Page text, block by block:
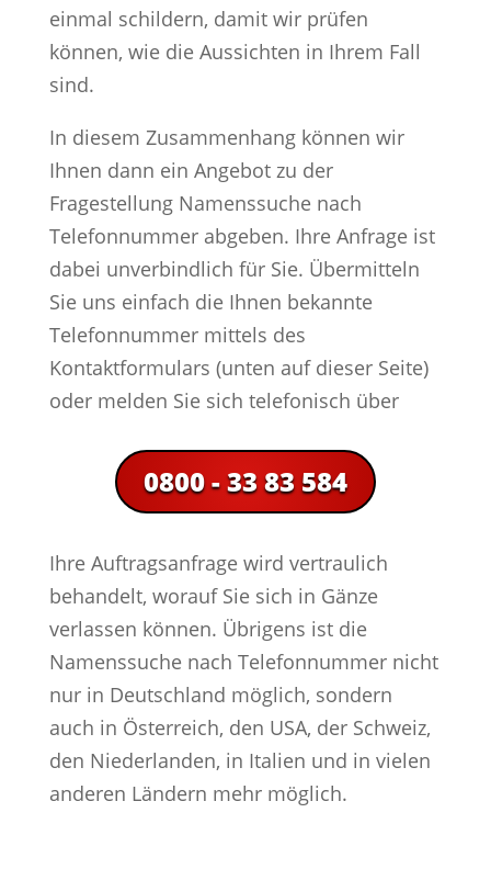
einmal schildern, damit wir prüfen
können, wie die Aussichten in Ihrem Fall
sind.
In diesem Zusammenhang können wir
Ihnen dann ein Angebot zu der
Fragestellung Namenssuche nach
Telefonnummer abgeben. Ihre Anfrage ist
dabei unverbindlich für Sie. Übermitteln
Sie uns einfach die Ihnen bekannte
Telefonnummer mittels des
Kontaktformulars (unten auf dieser Seite)
oder melden Sie sich telefonisch über
0800 - 33 83 584
Ihre Auftragsanfrage wird vertraulich
behandelt, worauf Sie sich in Gänze
verlassen können. Übrigens ist die
Namenssuche nach Telefonnummer nicht
nur in Deutschland möglich, sondern
auch in Österreich, den USA, der Schweiz,
den Niederlanden, in Italien und in vielen
anderen Ländern mehr möglich.